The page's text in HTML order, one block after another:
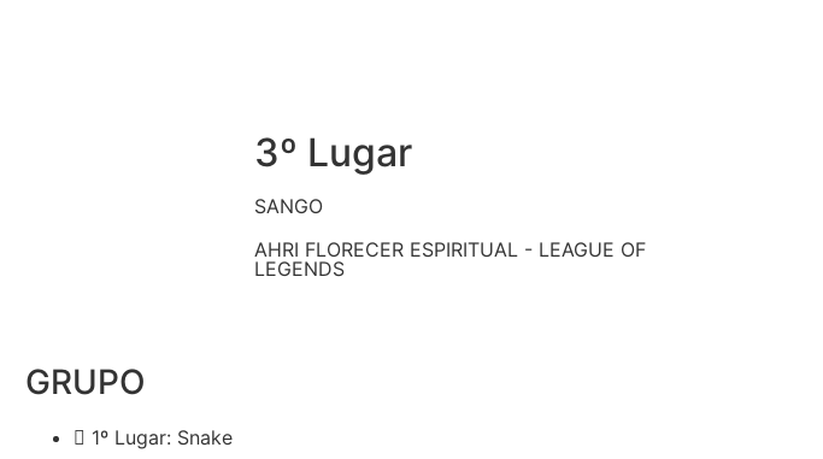
3º Lugar
SANGO
AHRI FLORECER ESPIRITUAL - LEAGUE OF
LEGENDS
GRUPO
1º Lugar: Snake